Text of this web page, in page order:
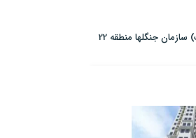
پروژه شمشاد (پروژه سایت پارک) سازمان جنگلها منطقه 22